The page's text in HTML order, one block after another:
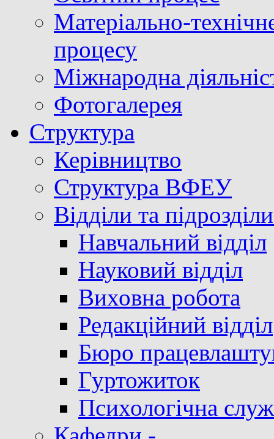
Матеріально-
процесу
Міжнародна
Фотогалерея
Структура
Керівництво
Структура ВФЕУ
Відділи та
Навчальний відділ
Науковий відділ
Виховна робота
Редакційний відділ
Бюро
Гуртожиток
Психологічна